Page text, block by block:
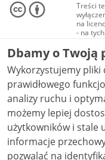
Treści
na
- na
audio i
NC-ND
Dbamy o Twoją
Wykorzystujemy pliki
prawidłowego
analizy ruchu i
możemy lepiej
użytkowników i stale
informacje
pozwalać na